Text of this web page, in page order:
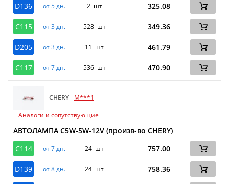
D136 от 5 дн. 2 шт 325.08
C115 от 3 дн. 528 шт 349.36
D205 от 3 дн. 11 шт 461.79
C117 от 7 дн. 536 шт 470.90
CHERY
M***1
Аналоги и сопутствующие
АВТОЛАМПА C5W-5W-12V (произв-во CHERY)
C114
от 7 дн. 24 шт 757.00
D139 от 8 дн. 24 шт 758.36